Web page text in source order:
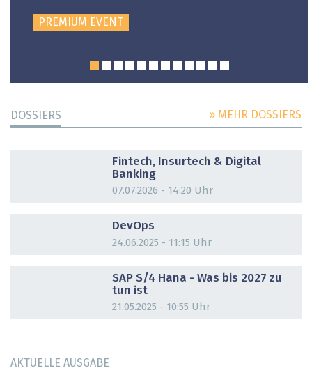
PREMIUM EVENT
DOSSIERS » MEHR DOSSIERS
Fintech, Insurtech & Digital
Banking
07.07.2026 - 14:20 Uhr
DevOps
24.06.2025 - 11:15 Uhr
SAP S/4 Hana - Was bis 2027 zu
tun ist
21.05.2025 - 10:55 Uhr
AKTUELLE AUSGABE